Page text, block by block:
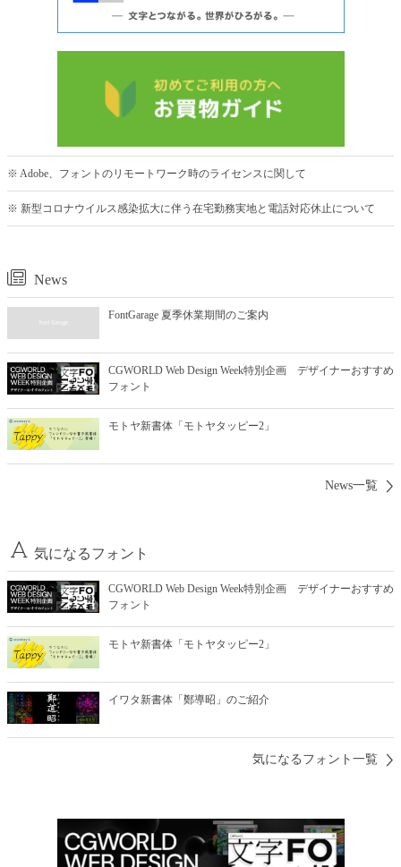
※ Adobe、フォントのリモートワーク時のライセンスに関して
※ 新型コロナウイルス感染拡大に伴う在宅勤務実地と電話対応休止について
News
FontGarage 夏季休業期間のご案内
CGWORLD Web Design Week特別企画 デザイナーおすすめ
フォント
モトヤ新書体「モトヤタッピー2」
News一覧
気になるフォント
CGWORLD Web Design Week特別企画 デザイナーおすすめ
フォント
モトヤ新書体「モトヤタッピー2」
イワタ新書体「鄭導昭」のご紹介
気になるフォント一覧